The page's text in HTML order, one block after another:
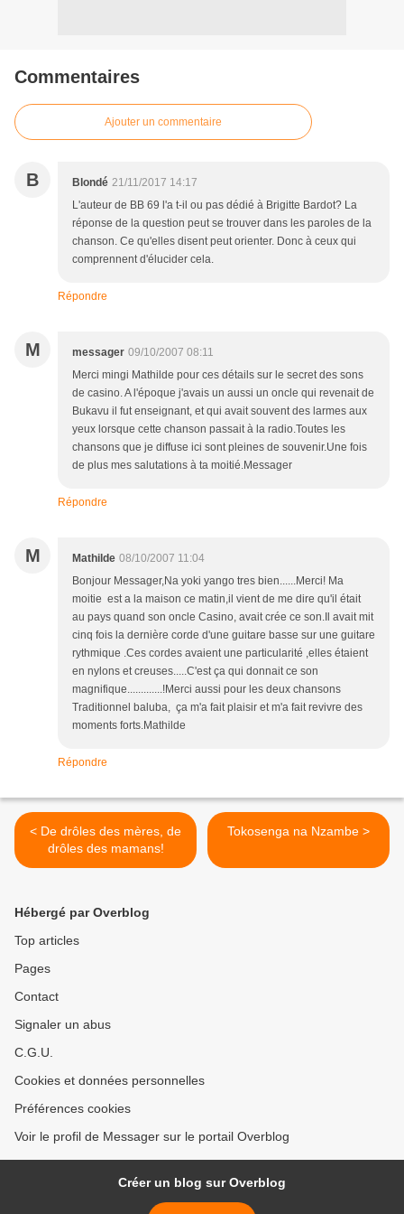
Commentaires
Ajouter un commentaire
B Blondé 21/11/2017 14:17
L'auteur de BB 69 l'a t-il ou pas dédié à Brigitte Bardot? La
réponse de la question peut se trouver dans les paroles de la
chanson. Ce qu'elles disent peut orienter. Donc à ceux qui
comprennent d'élucider cela.
Répondre
M messager 09/10/2007 08:11
Merci mingi Mathilde pour ces détails sur le secret des sons
de casino. A l'époque j'avais un aussi un oncle qui revenait de
Bukavu il fut enseignant, et qui avait souvent des larmes aux
yeux lorsque cette chanson passait à la radio.Toutes les
chansons que je diffuse ici sont pleines de souvenir.Une fois
de plus mes salutations à ta moitié.Messager
Répondre
M Mathilde 08/10/2007 11:04
Bonjour Messager,Na yoki yango tres bien......Merci! Ma
moitie est a la maison ce matin,il vient de me dire qu'il était
au pays quand son oncle Casino, avait crée ce son.Il avait mit
cinq fois la dernière corde d'une guitare basse sur une guitare
rythmique .Ces cordes avaient une particularité ,elles étaient
en nylons et creuses.....C'est ça qui donnait ce son
magnifique.............!Merci aussi pour les deux chansons
Traditionnel baluba, ça m'a fait plaisir et m'a fait revivre des
moments forts.Mathilde
Répondre
< De drôles des mères, de
drôles des mamans!
Tokosenga na Nzambe >
Hébergé par Overblog
Top articles
Pages
Contact
Signaler un abus
C.G.U.
Cookies et données personnelles
Préférences cookies
Voir le profil de Messager sur le portail Overblog
Créer un blog sur Overblog